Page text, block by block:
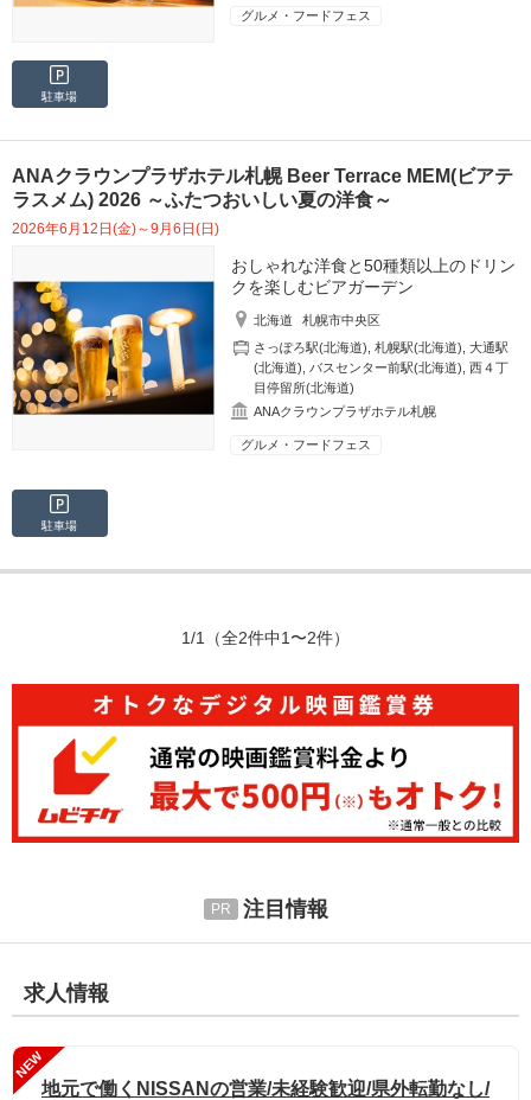
グルメ・フードフェス
駐車場
ANAクラウンプラザホテル札幌 Beer Terrace MEM(ビアテ
ラスメム) 2026 ～ふたつおいしい夏の洋食～
2026年6月12日(金)～9月6日(日)
おしゃれな洋食と50種類以上のドリン
クを楽しむビアガーデン
北海道
札幌市中央区
さっぽろ駅(北海道) ,札幌駅(北海道) ,大通駅
(北海道)
バスセンター前駅(北海道) ,西４丁
目停留所(北海道)
ANAクラウンプラザホテル札幌
グルメ・フードフェス
駐車場
1/1 （全2件中1〜2件）
注目情報
求人情報
NEW
地元で働くNISSANの営業/未経験歓迎/県外転勤なし/